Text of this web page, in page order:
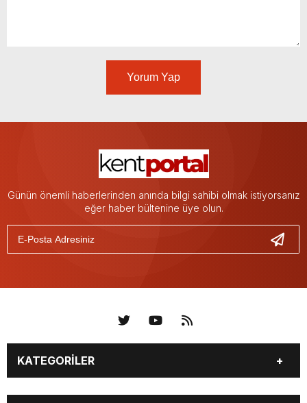
Yorum Yap
Günün önemli haberlerinden anında bilgi sahibi olmak istiyorsanız
eğer haber bültenine üye olun.
KATEGORİLER
KÜNYE BİZE ULAŞIN